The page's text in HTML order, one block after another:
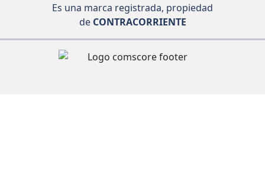
Es una marca registrada, propiedad
deCONTRACORRIENTE